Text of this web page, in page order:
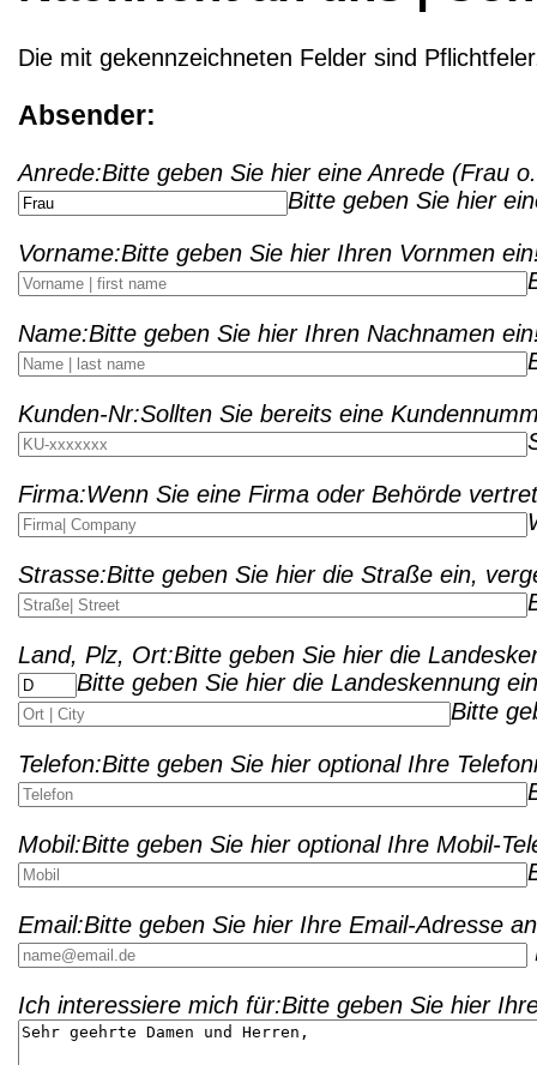
Die mit gekennzeichneten Felder sind
Absender:
Anrede:Bitte geben Sie hier eine Anrede (Frau
Bitte geben Sie hier
Vorname:Bitte geben Sie hier Ihren Vornmen
Name:Bitte geben Sie hier Ihren Nachnamen
Kunden-Nr:Sollten Sie bereits eine
Firma:Wenn Sie eine Firma oder Behörde
Strasse:Bitte geben Sie hier die Straße ein,
Land, Plz, Ort:Bitte geben Sie hier die
Bitte geben Sie hier die Landeskennung
Bitte
Telefon:Bitte geben Sie hier optional Ihre
Mobil:Bitte geben Sie hier optional Ihre Mobil-
Email:Bitte geben Sie hier Ihre Email-Adresse
Ich interessiere mich für:Bitte geben Sie hier